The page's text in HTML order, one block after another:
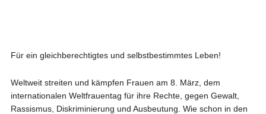
Für ein gleichberechtigtes und selbstbestimmtes Leben!
Weltweit streiten und kämpfen Frauen am 8. März, dem
internationalen Weltfrauentag für ihre Rechte, gegen Gewalt,
Rassismus, Diskriminierung und Ausbeutung. Wie schon in den